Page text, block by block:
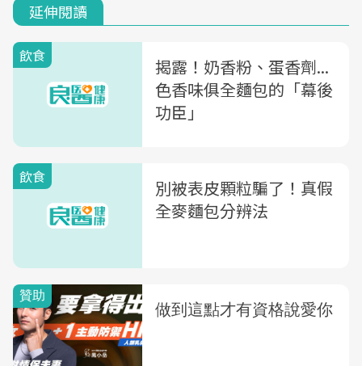
延伸閱讀
飲食
揭露！奶香粉、蛋香劑...
色香味俱全麵包的「幕後
功臣」
飲食
別被表皮顆粒騙了！真假
全麥麵包分辨法